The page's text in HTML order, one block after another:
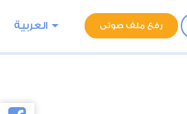
رفع ملف صوتى العربية